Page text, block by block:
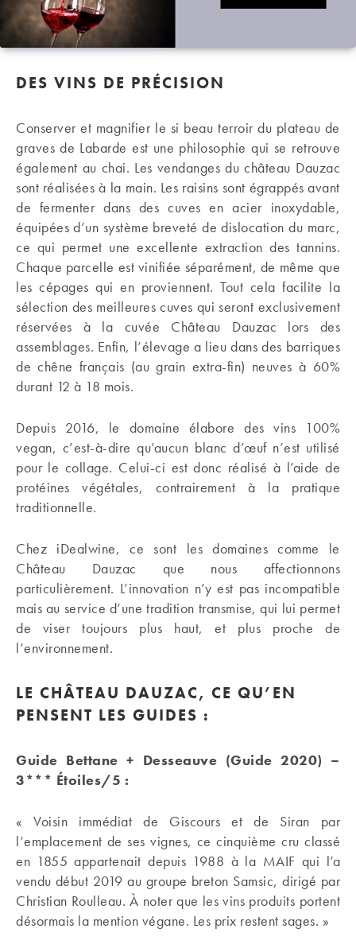
DES VINS DE PRÉCISION
Conserver et magnifier le si beau terroir du plateau de
graves de Labarde est une philosophie qui se retrouve
également au chai. Les vendanges du château Dauzac
sont réalisées à la main. Les raisins sont égrappés avant
de fermenter dans des cuves en acier inoxydable,
équipées d’un système breveté de dislocation du marc,
ce qui permet une excellente extraction des tannins.
Chaque parcelle est vinifiée séparément, de même que
les cépages qui en proviennent. Tout cela facilite la
sélection des meilleures cuves qui seront exclusivement
réservées à la cuvée Château Dauzac lors des
assemblages. Enfin, l’élevage a lieu dans des barriques
de chêne français (au grain extra-fin) neuves à 60%
durant 12 à 18 mois.
Depuis 2016, le domaine élabore des vins 100%
vegan, c’est-à-dire qu’aucun blanc d’œuf n’est utilisé
pour le collage. Celui-ci est donc réalisé à l’aide de
protéines végétales, contrairement à la pratique
traditionnelle.
Chez iDealwine, ce sont les domaines comme le
Château Dauzac que nous affectionnons
particulièrement. L’innovation n’y est pas incompatible
mais au service d’une tradition transmise, qui lui permet
de viser toujours plus haut, et plus proche de
l’environnement.
LE CHÂTEAU DAUZAC, CE QU’EN
PENSENT LES GUIDES :
Guide Bettane + Desseauve (Guide 2020) –
3*** Étoiles/5 :
« Voisin immédiat de Giscours et de Siran par
l’emplacement de ses vignes, ce cinquième cru classé
en 1855 appartenait depuis 1988 à la MAIF qui l’a
vendu début 2019 au groupe breton Samsic, dirigé par
Christian Roulleau. À noter que les vins produits portent
désormais la mention végane. Les prix restent sages. »